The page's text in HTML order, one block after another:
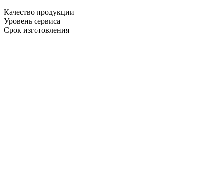
Качество продукции
Уровень сервиса
Срок изготовления